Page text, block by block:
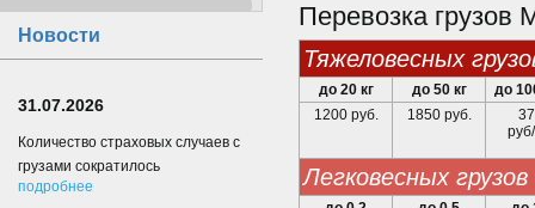
Перевозка грузов
тяжеловесных
до 20 кг до 50 кг
до
1200 руб.
1850 руб.
37
руб/
легковесных грузов
Новости
31.07.2026
Количество страховых случаев с
грузами сократилось
подробнее